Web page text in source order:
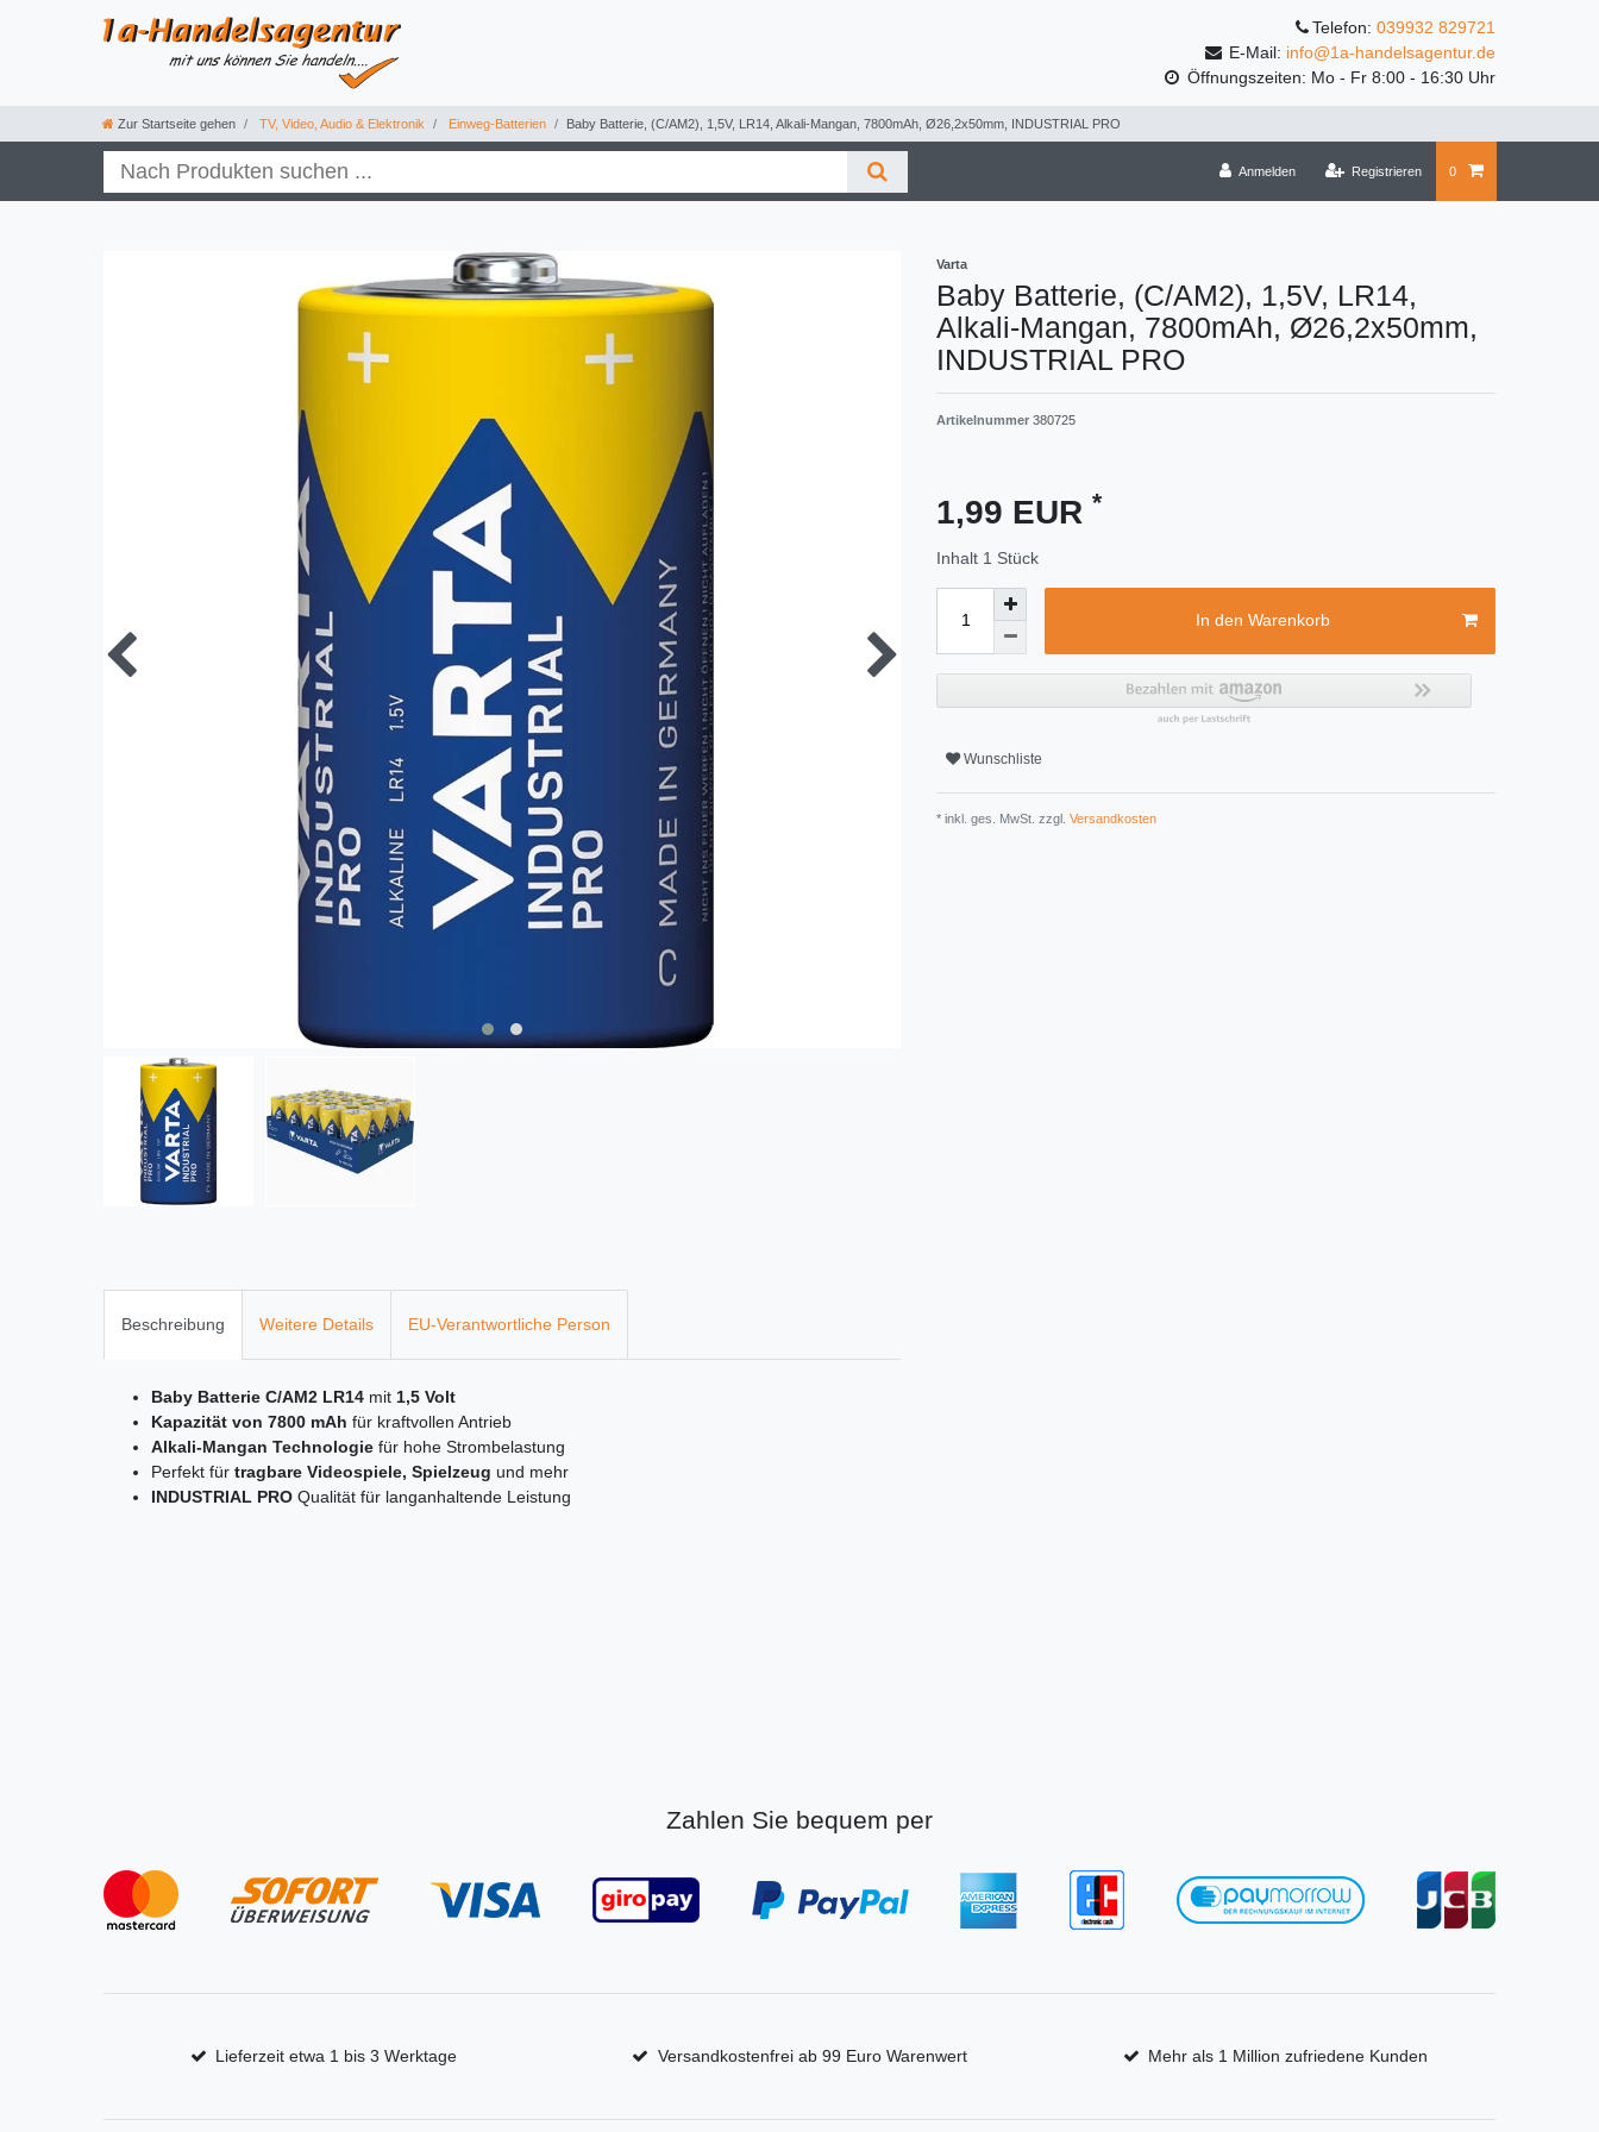
Telefon: 039932 829721
E-Mail: info@1a-handelsagentur.de
Öffnungszeiten: Mo - Fr 8:00 - 16:30 Uhr
Zur Startseite gehen TV, Video, Audio & Elektronik Einweg-Batterien Baby Batterie, (C/AM2), 1,5V, LR14, Alkali-Mangan, 7800mAh, Ø26,2x50mm, INDUSTRIAL PRO
Anmelden Registrieren 0
Varta
Baby Batterie, (C/AM2), 1,5V, LR14,
Alkali-Mangan, 7800mAh, Ø26,2x50mm,
INDUSTRIAL PRO
Artikelnummer 380725
1,99 EUR *
Inhalt 1 Stück
In den Warenkorb
Wunschliste
* inkl. ges. MwSt. zzgl. Versandkosten
Beschreibung Weitere Details EU-Verantwortliche Person
Baby Batterie C/AM2 LR14 mit 1,5 Volt
Kapazität von 7800 mAh für kraftvollen Antrieb
Alkali-Mangan Technologie für hohe Strombelastung
Perfekt für tragbare Videospiele, Spielzeug und mehr
INDUSTRIAL PRO Qualität für langanhaltende Leistung
Zahlen Sie bequem per
Lieferzeit etwa 1 bis 3 Werktage Versandkostenfrei ab 99 Euro Warenwert Mehr als 1 Million zufriedene Kunden